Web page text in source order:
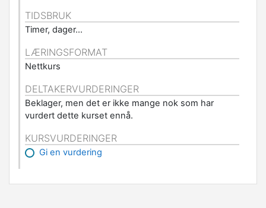
TIDSBRUK
Timer, dager...
LÆRINGSFORMAT
Nettkurs
DELTAKERVURDERINGER
Beklager, men det er ikke mange nok som har
vurdert dette kurset ennå.
KURSVURDERINGER
Gi en vurdering